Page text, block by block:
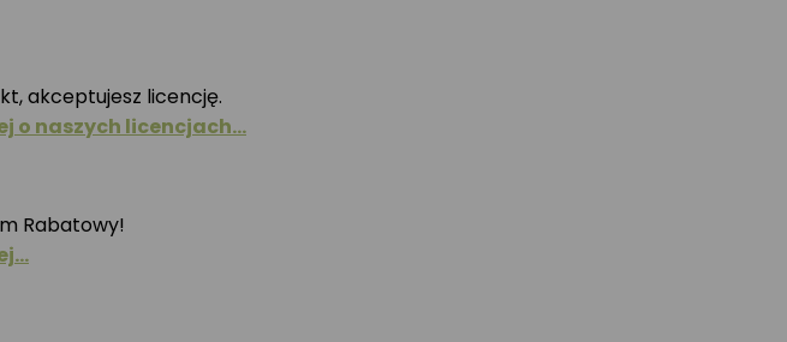
akceptujesz licencję.
o naszych licencjach…
Rabatowy!